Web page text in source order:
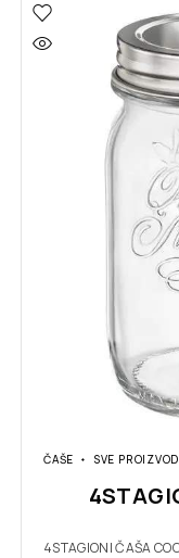
ČAŠE SVE
4STAGIONI ČAŠA